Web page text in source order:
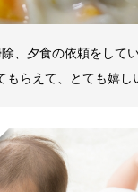
、夕食の依頼をして
もらえて、とても嬉し